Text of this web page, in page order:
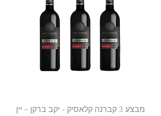
מבצע 3 קברנה קלאסיק - יקב ברקן – יין